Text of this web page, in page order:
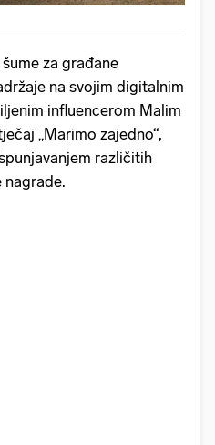
za građane
na svojim digitalnim
influencerom Malim
„Marimo zajedno“,
različitih
nagrade.